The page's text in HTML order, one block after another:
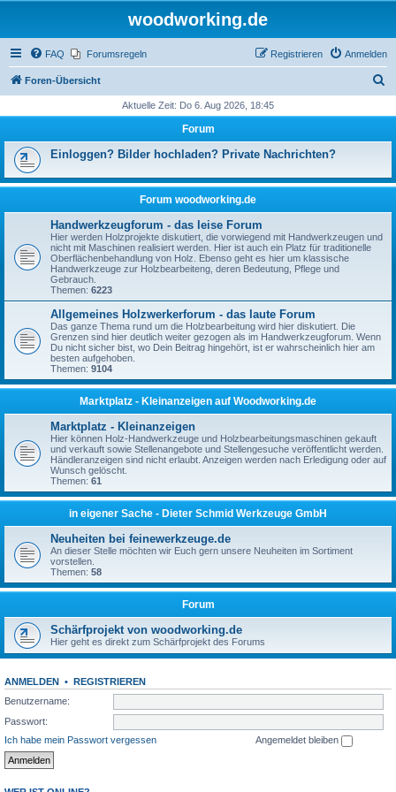
woodworking.de
FAQ Forumsregeln Anmelden
Registrieren
Foren-Übersicht
h
Aktuelle Zeit: Do 6. Aug 2026, 18:45
Forum
Einloggen? Bilder hochladen? Private Nachrichten?
Forum woodworking.de
Handwerkzeugforum - das leise Forum
Hier werden Holzprojekte diskutiert, die vorwiegend mit Handwerkzeugen und
nicht mit Maschinen realisiert werden. Hier ist auch ein Platz für traditionelle
Oberflächenbehandlung von Holz. Ebenso geht es hier um klassische
Handwerkzeuge zur Holzbearbeiteng, deren Bedeutung, Pflege und
Gebrauch.
Themen: 6223
Allgemeines Holzwerkerforum - das laute Forum
Das ganze Thema rund um die Holzbearbeitung wird hier diskutiert. Die
Grenzen sind hier deutlich weiter gezogen als im Handwerkzeugforum. Wenn
Du nicht sicher bist, wo Dein Beitrag hingehört, ist er wahrscheinlich hier am
besten aufgehoben.
Themen: 9104
Marktplatz - Kleinanzeigen auf Woodworking.de
Marktplatz - Kleinanzeigen
Hier können Holz-Handwerkzeuge und Holzbearbeitungsmaschinen gekauft
und verkauft sowie Stellenangebote und Stellengesuche veröffentlicht werden.
Händleranzeigen sind nicht erlaubt. Anzeigen werden nach Erledigung oder auf
Wunsch gelöscht.
Themen: 61
in eigener Sache - Dieter Schmid Werkzeuge GmbH
Neuheiten bei feinewerkzeuge.de
An dieser Stelle möchten wir Euch gern unsere Neuheiten im Sortiment
vorstellen.
Themen: 58
Forum
Schärfprojekt von woodworking.de
Hier geht es direkt zum Schärfprojekt des Forums
ANMELDEN • REGISTRIEREN
Benutzername:
Passwort:
Ich habe mein Passwort vergessen
Angemeldet bleiben